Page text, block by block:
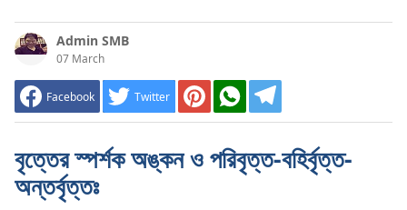
Admin SMB
07 March
Facebook Twitter
বৃত্তের স্পর্শক অঙ্কন ও পরিবৃত্ত-বহির্বৃত্ত-
অন্তর্বৃত্তঃ